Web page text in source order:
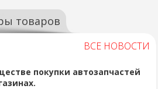
товаров
ВСЕ НОВОСТИ
покупки автозапчастей